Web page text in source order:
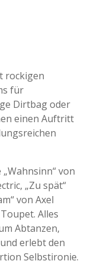
rockigen
für
Dirtbag oder
einen Auftritt
von
„Zu spät“
von Axel
Alles
Abtanzen,
erlebt den
Selbstironie.